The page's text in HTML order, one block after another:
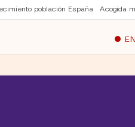
población España Acogida